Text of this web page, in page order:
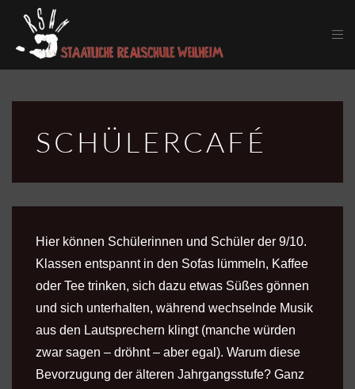
Skip to main content
SCHÜLER­CAFÉ
Hier können Schülerinnen und Schüler der 9/10.
Klassen entspannt in den Sofas lümmeln, Kaffee
oder Tee trinken, sich dazu etwas Süßes gönnen
und sich unterhalten, während wechselnde Musik
aus den Lautsprechern klingt (manche würden
zwar sagen – dröhnt – aber egal). Warum diese
Bevorzugung der älteren Jahrgangsstufe? Ganz